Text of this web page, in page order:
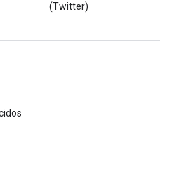
(Twitter)